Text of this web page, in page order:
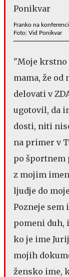
Franko na
Foto: Vid Ponikvar
"Moje krstno
mama, že od
delovati v
ugotovil, da
dosti, niti
na primer v
po športnem
z mojim
ljudje do
Pozneje sem
pomeni duh,
ko je ime
mojih
žensko ime,